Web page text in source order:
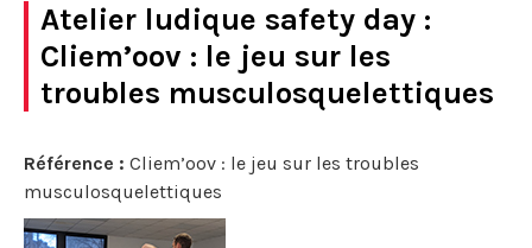
Atelier ludique safety day :
Cliem’oov : le jeu sur les
troubles musculosquelettiques
Référence : Cliem’oov : le jeu sur les troubles
musculosquelettiques